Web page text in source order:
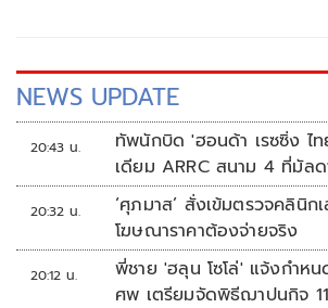
NEWS UPDATE
20:43 น.
ทัพนักบิด 'ฮอนด้า เรซซิ่ง ไ
เดียม ARRC สนาม 4 ที่มัลด
20:32 น.
‘ศุภมาส’ สั่งเข้มตรวจคลินิก
โฆษณาราคาต้องจ่ายจริง
20:12 น.
พี่ชาย 'ฮลุน โซโล่' แจ้งกำห
ศพ เตรียมจัดพิธีฌาปนกิจ